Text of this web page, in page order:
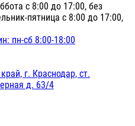
с 8:00 до 17:00, без
пятница с 8:00 до 17:00,
пн-сб 8:00-18:00
г. Краснодар, ст.
д. 63/4